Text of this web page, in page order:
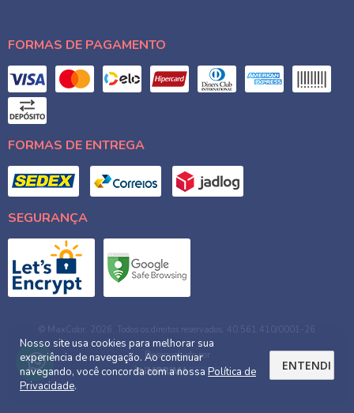
FORMAS DE PAGAMENTO
FORMAS DE ENTREGA
SEGURANÇA
© MaxColor. 2026. Todos os direitos reservados. 40.561.410/0001-26
Desenvolvido por
Nosso site usa cookies para melhorar sua
experiência de navegação. Ao continuar
navegando, você concorda com a nossa Política de
Privacidade.
ENTENDI